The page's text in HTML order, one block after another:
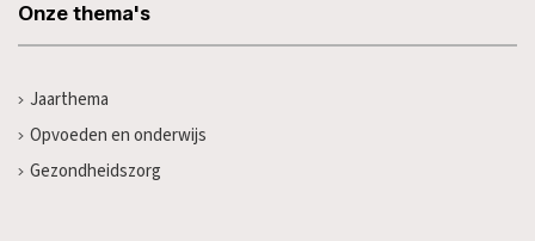
Onze thema's
Jaarthema
Opvoeden en onderwijs
Gezondheidszorg